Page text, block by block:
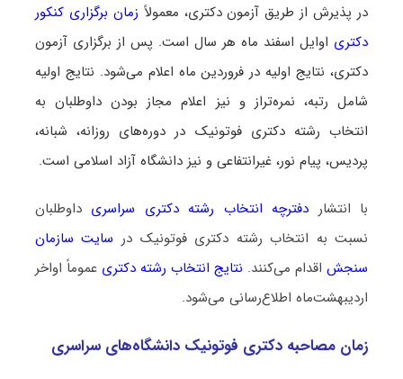
در پذیرش از طریق آزمون دکتری، معمولاً زمان برگزاری کنکور
دکتری اوایل اسفند ماه هر سال است. پس از برگزاری آزمون
دکتری، نتایج اولیه در فروردین ماه اعلام می‌شود. نتایج اولیه
شامل رتبه، نمره‌تراز و نیز اعلام مجاز بودن داوطلبان به
انتخاب رشته دکتری فوتونیک در دوره‌های روزانه، شبانه،
پردیس، پیام نور، غیرانتفاعی و نیز دانشگاه آزاد اسلامی است.
با انتشار دفترچه انتخاب رشته دکتری سراسری داوطلبان
نسبت به انتخاب رشته دکتری فوتونیک در سایت سازمان
سنجشاقدام می‌کنند. نتایج انتخاب رشته دکتری عموماً اواخر
اردیبهشت‌ماه اطلاع‌رسانی می‌شود.
زمان مصاحبه دکتری فوتونیک دانشگاه‌های سراسری